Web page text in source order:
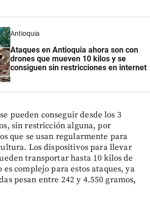
Antioquia
Ataques en Antioquia ahora son con
drones que mueven 10 kilos y se
consiguen sin restricciones en internet
pueden conseguir desde los 3
sin restricción alguna, por
que se usan regularmente para
Los dispositivos para llevar
transportar hasta 10 kilos de
es complejo para estos ataques, ya
pesan entre 242 y 4.550 gramos,